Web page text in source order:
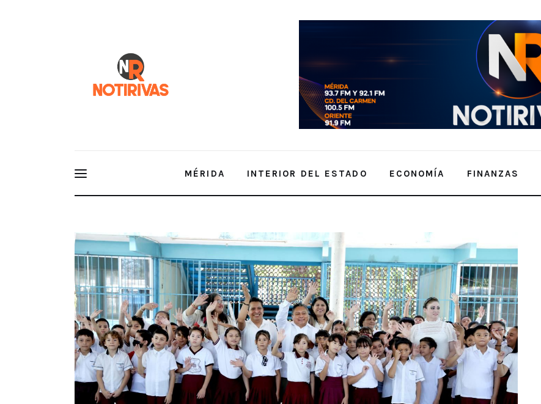
MÉRIDA INTERIOR DEL ESTADO ECONOMÍA FINANZAS